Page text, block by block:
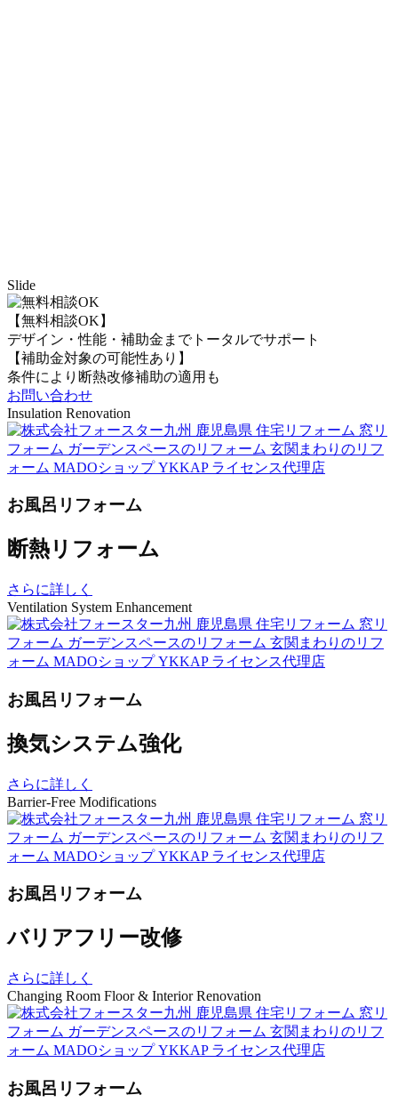
Slide
【無料相談OK】
デザイン・性能・補助金までトータルでサポート
【補助金対象の可能性あり】
条件により断熱改修補助の適用も
お問い合わせ
Insulation Renovation
お風呂リフォーム
断熱リフォーム
さらに詳しく
Ventilation System Enhancement
お風呂リフォーム
換気システム強化
さらに詳しく
Barrier-Free Modifications
お風呂リフォーム
バリアフリー改修
さらに詳しく
Changing Room Floor & Interior Renovation
お風呂リフォーム